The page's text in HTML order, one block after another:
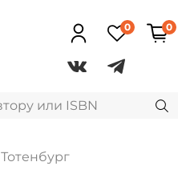
0 0
Тотенбург